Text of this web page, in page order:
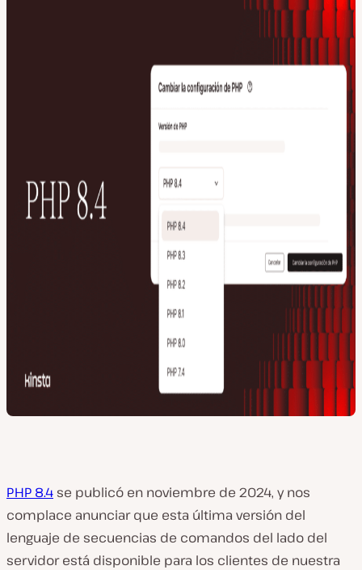
PHP 8.4 se publicó en noviembre de 2024, y nos
complace anunciar que esta última versión del
lenguaje de secuencias de comandos del lado del
servidor está disponible para los clientes de nuestra